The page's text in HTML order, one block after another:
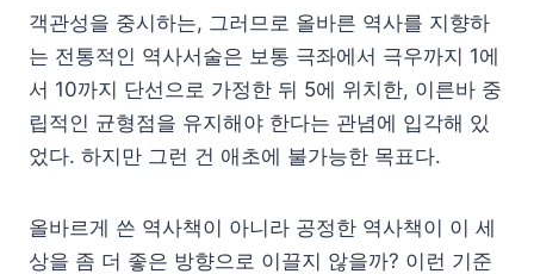
객관성을 중시하는, 그러므로 올바른 역사를 지향하
는 전통적인 역사서술은 보통 극좌에서 극우까지 1에
서 10까지 단선으로 가정한 뒤 5에 위치한, 이른바 중
립적인 균형점을 유지해야 한다는 관념에 입각해 있
었다. 하지만 그런 건 애초에 불가능한 목표다.
올바르게 쓴 역사책이 아니라 공정한 역사책이 이 세
상을 좀 더 좋은 방향으로 이끌지 않을까? 이런 기준